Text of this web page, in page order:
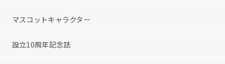
マスコットキャラクター
設立10周年記念誌